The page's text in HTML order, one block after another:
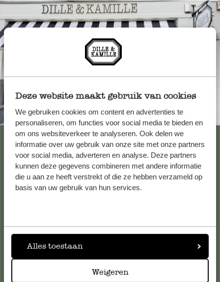
Deze website maakt gebruik van cookies
We gebruiken cookies om content en advertenties te
personaliseren, om functies voor social media te bieden en
om ons websiteverkeer te analyseren. Ook delen we
informatie over uw gebruik van onze site met onze partners
voor social media, adverteren en analyse. Deze partners
kunnen deze gegevens combineren met andere informatie
die u aan ze heeft verstrekt of die ze hebben verzameld op
basis van uw gebruik van hun services.
Alles toestaan
Weigeren
Immer in der Nähe
Alle 62 Geschäfte anzeigen
Kundenservice/Hilfe
die Antworten aufhäufig gestellte Fragen.